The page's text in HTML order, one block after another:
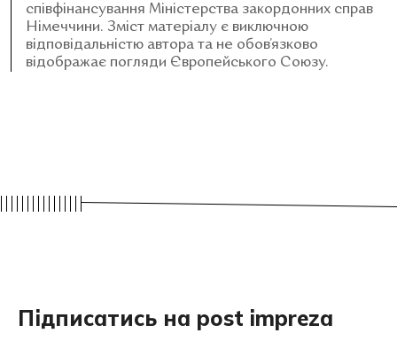
співфінансування Міністерства закордонних справ
Німеччини. Зміст матеріалу є виключною
відповідальністю автора та не обов’язково
відображає погляди Європейського Союзу.
Підписатись на post impreza